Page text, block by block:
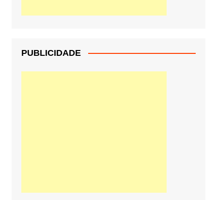
PUBLICIDADE